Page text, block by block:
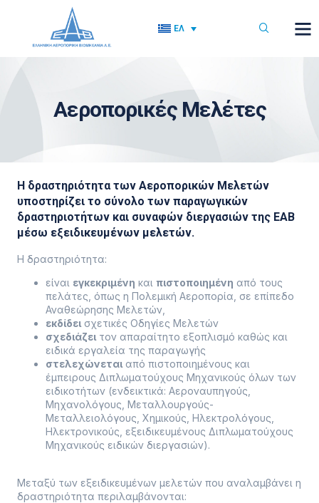
ΕΛ
Αεροπορικές Μελέτες
Η δραστηριότητα των Αεροπορικών Μελετών
υποστηρίζει το σύνολο των παραγωγικών
δραστηριοτήτων και συναφών διεργασιών της EAB
μέσω εξειδικευμένων μελετών.
Η δραστηριότητα:
είναι εγκεκριμένη και πιστοποιημένη από τους
πελάτες, όπως η Πολεμική Αεροπορία, σε επίπεδο
Αναθεώρησης Μελετών,
εκδίδει σχετικές Οδηγίες Μελετών
σχεδιάζει τον απαραίτητο εξοπλισμό καθώς και
ειδικά εργαλεία της παραγωγής
στελεχώνεται από πιστοποιημένους και
έμπειρους Διπλωματούχους Μηχανικούς όλων των
ειδικοτήτων (ενδεικτικά: Αεροναυπηγούς,
Μηχανολόγους, Μεταλλουργούς-
Μεταλλειολόγους, Χημικούς, Ηλεκτρολόγους,
Ηλεκτρονικούς, εξειδικευμένους Διπλωματούχους
Μηχανικούς ειδικών διεργασιών).
Μεταξύ των εξειδικευμένων μελετών που αναλαμβάνει η
δραστηριότητα περιλαμβάνονται: